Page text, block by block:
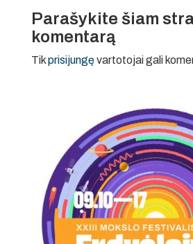
Parašykite šiam
komentarą
Tikprisijungęvartotojai gali